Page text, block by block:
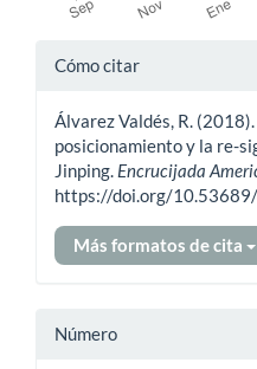
Detalles
del
artículo
Cómo citar
Álvarez Valdés, R.
posicionamiento y la re-
Jinping. Encrucijada
https://doi.org/
Más formatos de cita
Número